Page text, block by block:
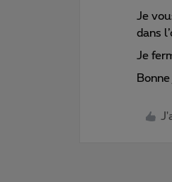
Je
dans
Je